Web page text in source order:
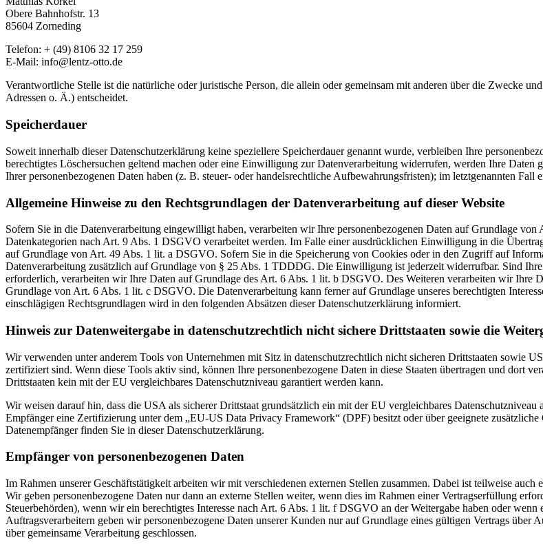
Obere Bahnhofstr. 13
85604 Zorneding
Telefon: + (49) 8106 32 17 259
E-Mail: info@lentz-otto.de
Verantwortliche Stelle ist die natürliche oder juristische Person, die allein oder gemeinsam mit anderen über die Zwecke
Adressen o. Ä.) entscheidet.
Speicherdauer
Soweit innerhalb dieser Datenschutzerklärung keine speziellere Speicherdauer genannt wurde, verbleiben Ihre
berechtigtes Löschersuchen geltend machen oder eine Einwilligung zur Datenverarbeitung widerrufen, werden Ihre
Ihrer personenbezogenen Daten haben (z. B. steuer- oder handelsrechtliche Aufbewahrungsfristen); im letztgenannten
Allgemeine Hinweise zu den Rechtsgrundlagen der Datenverarbeitung auf dieser Website
Sofern Sie in die Datenverarbeitung eingewilligt haben, verarbeiten wir Ihre personenbezogenen Daten auf Grundlage
Datenkategorien nach Art. 9 Abs. 1 DSGVO verarbeitet werden. Im Falle einer ausdrücklichen Einwilligung in die
auf Grundlage von Art. 49 Abs. 1 lit. a DSGVO. Sofern Sie in die Speicherung von Cookies oder in den Zugriff auf
Datenverarbeitung zusätzlich auf Grundlage von § 25 Abs. 1 TDDDG. Die Einwilligung ist jederzeit widerrufbar. Sind
erforderlich, verarbeiten wir Ihre Daten auf Grundlage des Art. 6 Abs. 1 lit. b DSGVO. Des Weiteren verarbeiten wir Ihre
Grundlage von Art. 6 Abs. 1 lit. c DSGVO. Die Datenverarbeitung kann ferner auf Grundlage unseres berechtigten
einschlägigen Rechtsgrundlagen wird in den folgenden Absätzen dieser Datenschutzerklärung informiert.
Hinweis zur Datenweitergabe in datenschutzrechtlich nicht sichere Drittstaaten sowie die
Wir verwenden unter anderem Tools von Unternehmen mit Sitz in datenschutzrechtlich nicht sicheren Drittstaaten sowie
zertifiziert sind. Wenn diese Tools aktiv sind, können Ihre personenbezogene Daten in diese Staaten übertragen und dort
Drittstaaten kein mit der EU vergleichbares Datenschutzniveau garantiert werden kann.
Wir weisen darauf hin, dass die USA als sicherer Drittstaat grundsätzlich ein mit der EU vergleichbares
Empfänger eine Zertifizierung unter dem „EU-US Data Privacy Framework“ (DPF) besitzt oder über geeignete
Datenempfänger finden Sie in dieser Datenschutzerklärung.
Empfänger von personenbezogenen Daten
Im Rahmen unserer Geschäftstätigkeit arbeiten wir mit verschiedenen externen Stellen zusammen. Dabei ist teilweise
Wir geben personenbezogene Daten nur dann an externe Stellen weiter, wenn dies im Rahmen einer Vertragserfüllung
Steuerbehörden), wenn wir ein berechtigtes Interesse nach Art. 6 Abs. 1 lit. f DSGVO an der Weitergabe haben oder
Auftragsverarbeitern geben wir personenbezogene Daten unserer Kunden nur auf Grundlage eines gültigen Vertrags
über gemeinsame Verarbeitung geschlossen.